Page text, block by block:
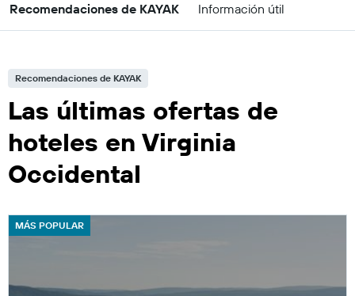
Recomendaciones de KAYAK Información útil
Recomendaciones de KAYAK
Las últimas ofertas de
hoteles en Virginia
Occidental
MÁS POPULAR